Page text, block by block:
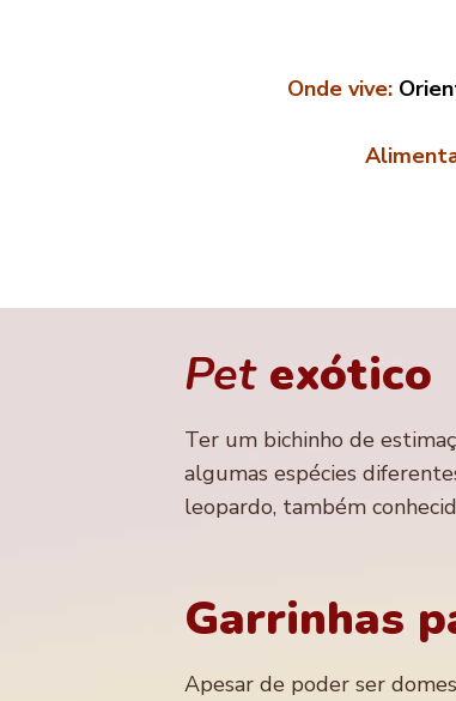
Onde vive:
Petexótico
Ter um bichinho de
algumas espécies
leopardo, também
Garrinhas
Apesar de poder ser